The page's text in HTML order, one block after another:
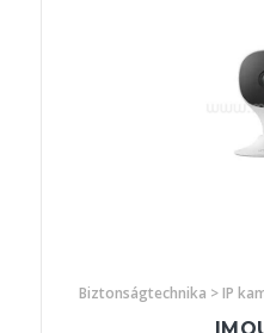
Biztonságtechnika > IP